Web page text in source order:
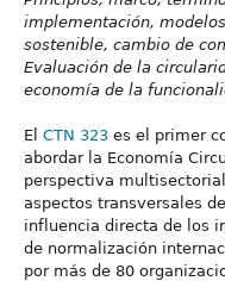
implementación,
sostenible, cambio de
Evaluación de la
economía de la
El CTN 323 es el primer
abordar la Economía
perspectiva
aspectos transversales
influencia directa de los
de normalización
por más de 80